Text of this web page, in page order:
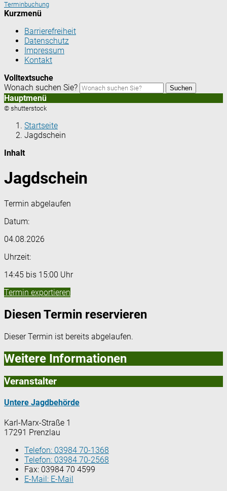
Terminbuchung
Kurzmenü
Barrierefreiheit
Datenschutz
Impressum
Kontakt
Volltextsuche
Wonach suchen Sie?
Suchen
Hauptmenü
© shutterstock
Startseite
Jagdschein
Inhalt
Jagdschein
Termin abgelaufen
Datum:
04.08.2026
Uhrzeit:
14:45 bis 15:00 Uhr
Termin exportieren
Diesen Termin reservieren
Dieser Termin ist bereits abgelaufen.
Weitere Informationen
Veranstalter
Untere Jagdbehörde
Karl-Marx-Straße 1
17291 Prenzlau
Telefon: 03984 70-1368
Telefon: 03984 70-2568
Fax: 03984 70 4599
E-Mail: E-Mail